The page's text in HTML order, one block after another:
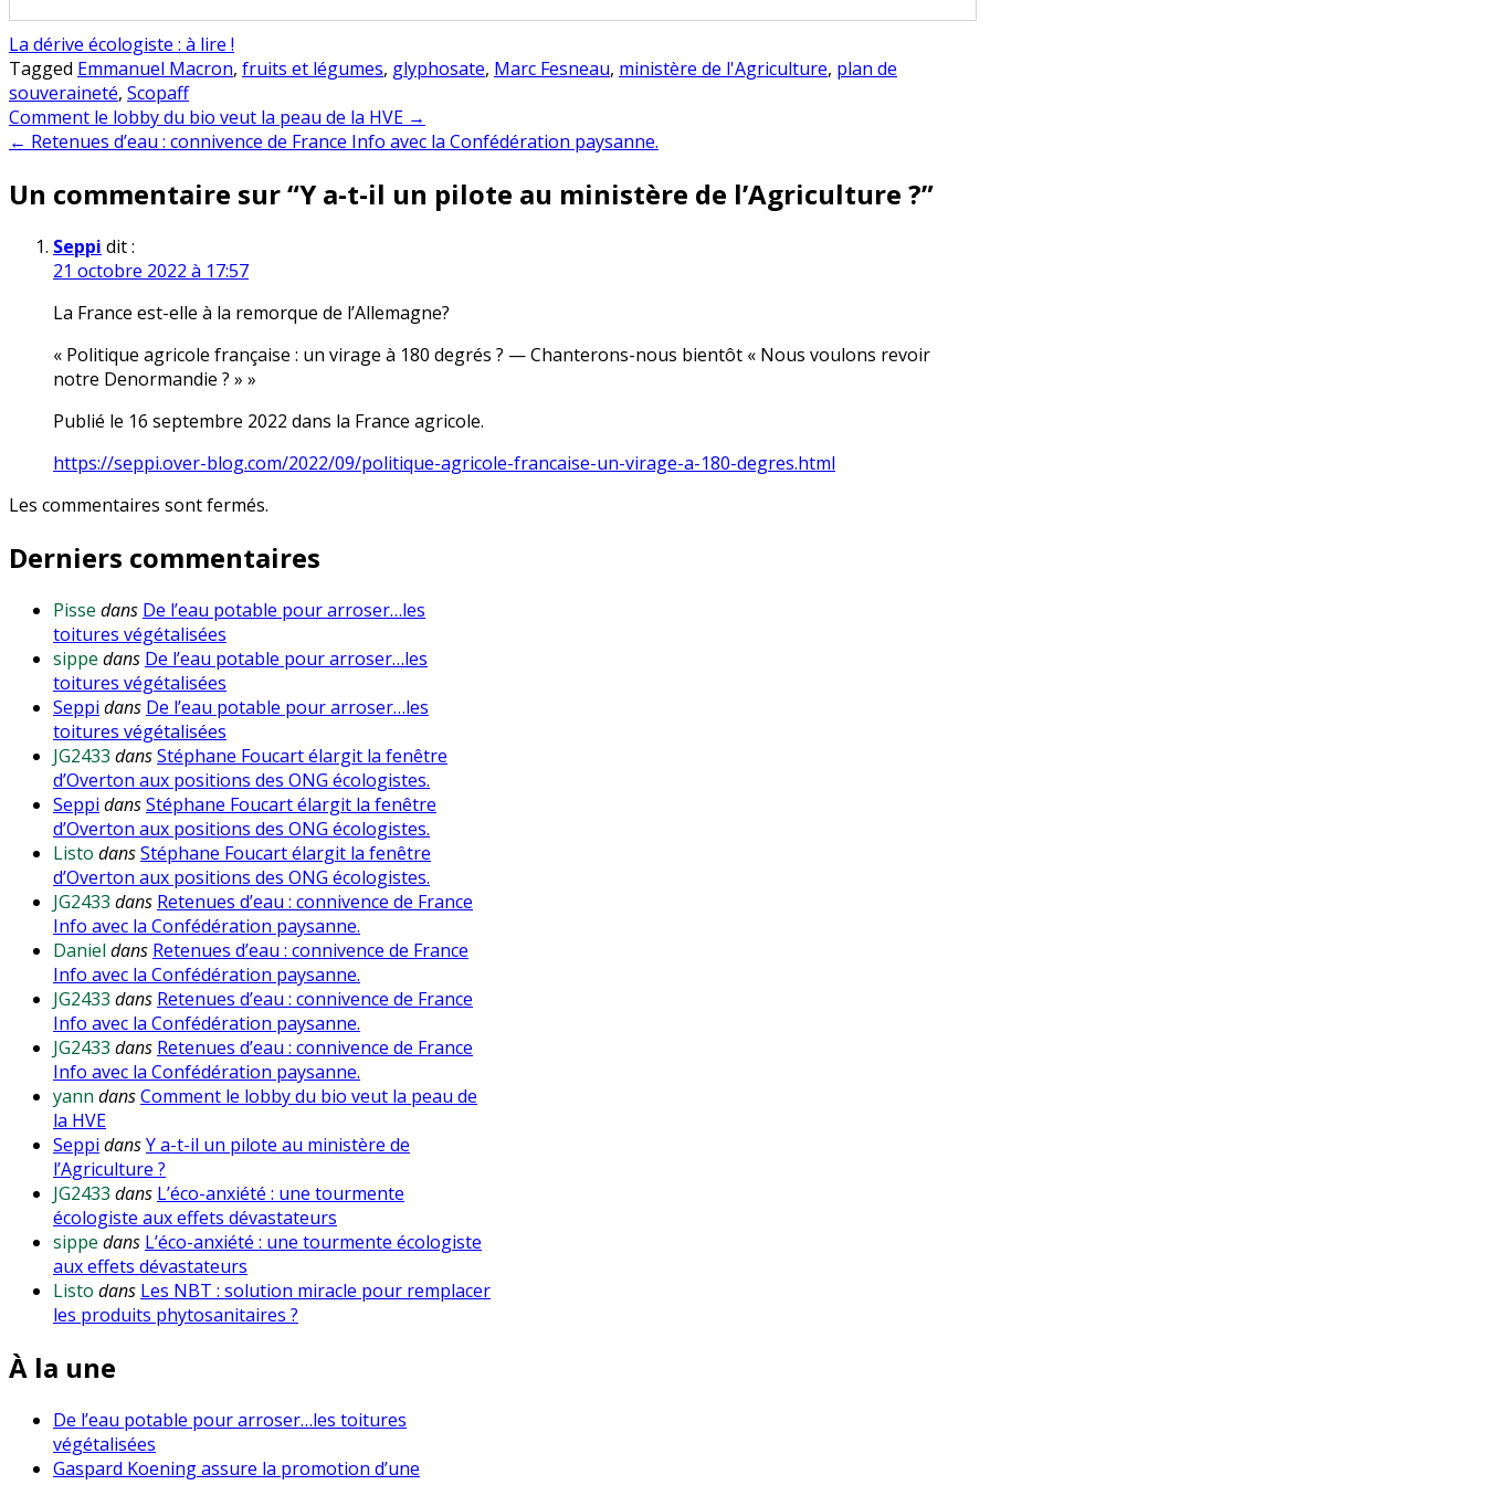
La dérive écologiste : à lire !
Tagged Emmanuel Macron, fruits et légumes, glyphosate, Marc Fesneau, ministère de l'Agriculture, plan de
souveraineté, Scopaff
Navigation
de
l’article
Comment le lobby du bio veut la peau de la HVE →
← Retenues d’eau : connivence de France Info avec la Confédération paysanne.
Un commentaire sur “Y a-t-il un pilote au ministère de l’Agriculture ?”
Seppi dit :
21 octobre 2022 à 17:57
La France est-elle à la remorque de l’Allemagne?
« Politique agricole française : un virage à 180 degrés ? — Chanterons-nous bientôt « Nous voulons revoir
notre Denormandie ? » »
Publié le 16 septembre 2022 dans la France agricole.
https://seppi.over-blog.com/2022/09/politique-agricole-francaise-un-virage-a-180-degres.html
Les commentaires sont fermés.
Derniers commentaires
Pisse dans De l’eau potable pour arroser…les
toitures végétalisées
sippe dans De l’eau potable pour arroser…les
toitures végétalisées
Seppi dans De l’eau potable pour arroser…les
toitures végétalisées
JG2433 dansStéphane Foucart élargit la fenêtre
d’Overton aux positions des ONG écologistes.
Seppi dansStéphane Foucart élargit la fenêtre
d’Overton aux positions des ONG écologistes.
Listo dansStéphane Foucart élargit la fenêtre
d’Overton aux positions des ONG écologistes.
JG2433 dans Retenues d’eau : connivence de France
Info avec la Confédération paysanne.
Daniel dans Retenues d’eau : connivence de France
Info avec la Confédération paysanne.
JG2433 dans Retenues d’eau : connivence de France
Info avec la Confédération paysanne.
JG2433 dans Retenues d’eau : connivence de France
Info avec la Confédération paysanne.
yann dansComment le lobby du bio veut la peau de
la HVE
Seppi dansY a-t-il un pilote au ministère de
l’Agriculture ?
JG2433 dans L’éco-anxiété : une tourmente
écologiste aux effets dévastateurs
sippe dans L’éco-anxiété : une tourmente écologiste
aux effets dévastateurs
Listo dans Les NBT : solution miracle pour remplacer
les produits phytosanitaires ?
À la une
De l’eau potable pour arroser…les toitures
végétalisées
Gaspard Koening assure la promotion d’une